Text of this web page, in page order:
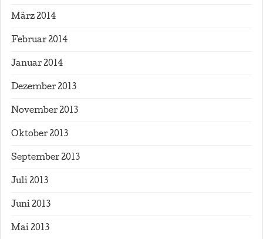
März 2014
Februar 2014
Januar 2014
Dezember 2013
November 2013
Oktober 2013
September 2013
Juli 2013
Juni 2013
Mai 2013